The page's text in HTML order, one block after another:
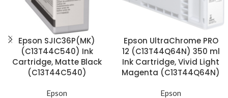
Epson SJIC36P(MK)
(C13T44C540) Ink
Cartridge, Matte Black
(C13T44C540)
Epson
Epson UltraChrome PRO
12 (C13T44Q64N) 350 ml
Ink Cartridge, Vivid Light
Magenta (C13T44Q64N)
Epson